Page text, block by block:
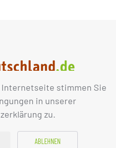
stimmen Sie
in unserer
zu.
ABLEHNEN
IMPRESSUM DATENSCHUTZ